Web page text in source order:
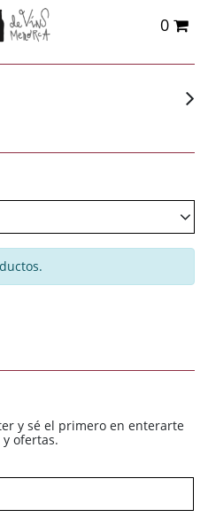
0
y sé el primero en enterarte
ofertas.